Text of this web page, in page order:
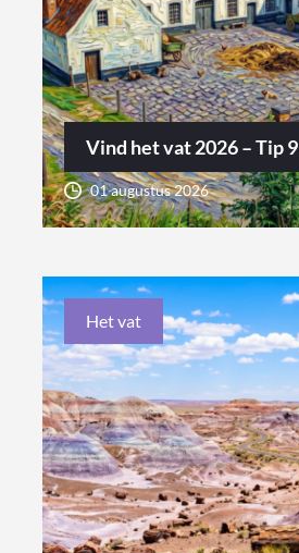
Vind het vat 2026 – Tip 9
01 augustus 2026
Het vat